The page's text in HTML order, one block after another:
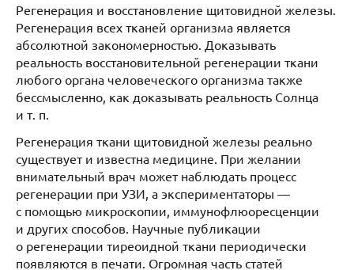
Регенерация и восстановление щитовидной железы.
Регенерация всех тканей организма является
абсолютной закономерностью. Доказывать
реальность восстановительной регенерации ткани
любого органа человеческого организма также
бессмысленно, как доказывать реальность Солнца
и т. п.
Регенерация ткани щитовидной железы реально
существует и известна медицине. При желании
внимательный врач может наблюдать процесс
регенерации при УЗИ, а экспериментаторы —
с помощью микроскопии, иммунофлюоресценции
и других способов. Научные публикации
о регенерации тиреоидной ткани периодически
появляются в печати. Огромная часть статей